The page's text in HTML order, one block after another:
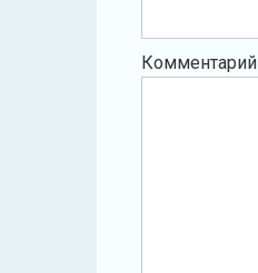
Комментарий